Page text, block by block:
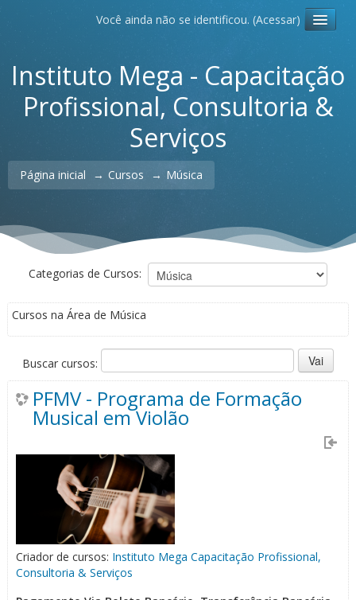
Você ainda não se identificou. (Acessar)
Instituto Mega - Capacitação
Profissional, Consultoria &
Serviços
Página inicial → Cursos → Música
Categorias de Cursos:
Cursos na Área de Música
Buscar cursos:
PFMV - Programa de Formação
Musical em Violão
Criador de cursos: Instituto Mega Capacitação Profissional,
Consultoria & Serviços